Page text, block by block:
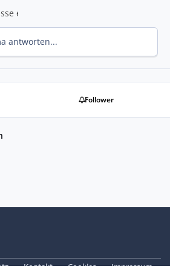
antworten...
Follower
Kontakt Cookies Impressum